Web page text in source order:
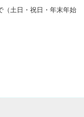
（土日・祝日・年末年始